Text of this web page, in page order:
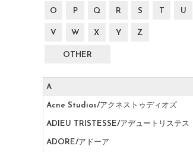
O P Q R S T U
V W X Y Z
OTHER
A
Acne Studios/アクネストゥディオズ
ADIEU TRISTESSE/アデュートリステス
ADORE/アドーア